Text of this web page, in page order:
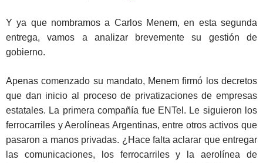
Y ya que nombramos a Carlos Menem, en esta segunda
entrega, vamos a analizar brevemente su gestión de
gobierno.
Apenas comenzado su mandato, Menem firmó los decretos
que dan inicio al proceso de privatizaciones de empresas
estatales. La primera compañía fue ENTel. Le siguieron los
ferrocarriles y Aerolíneas Argentinas, entre otros activos que
pasaron a manos privadas. ¿Hace falta aclarar que entregar
las comunicaciones, los ferrocarriles y la aerolínea de